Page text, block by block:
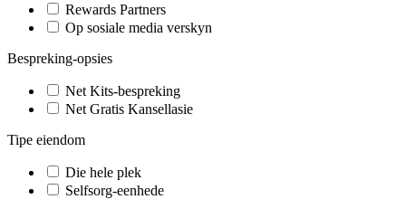
Rewards Partners
Op sosiale media verskyn
Bespreking-opsies
Net Kits-bespreking
Net Gratis Kansellasie
Tipe eiendom
Die hele plek
Selfsorg-eenhede